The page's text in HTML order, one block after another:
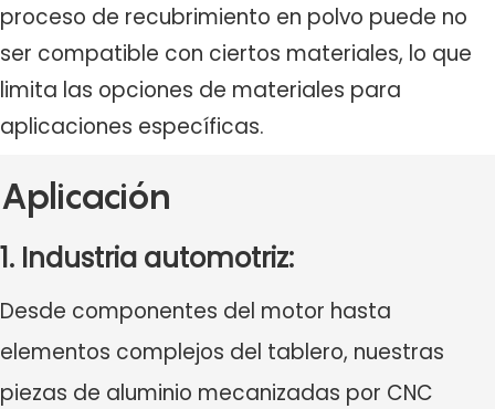
proceso de recubrimiento en polvo puede no
ser compatible con ciertos materiales, lo que
limita las opciones de materiales para
aplicaciones específicas.
Aplicación
1. Industria automotriz:
Desde componentes del motor hasta
elementos complejos del tablero, nuestras
piezas de aluminio mecanizadas por CNC